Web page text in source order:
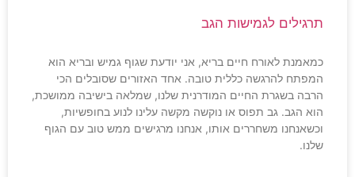
תרגילים לגמישות הגב
כמאמנת לאורח חיים בריא, אני יודעת שגוף גמיש ובריא הוא
המפתח להרגשה כללית טובה. אחד האזורים שסובלים הכי
הרבה בשגרת החיים המודרנית שלנו, שמלאה בישיבה ממושכת,
הוא הגב. גב תפוס או נוקשה מקשה עלינו לנוע בחופשיות,
וכשאנחנו משחררים אותו, אנחנו מרגישים ממש טוב עם הגוף
שלנו.